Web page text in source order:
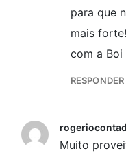
para que
mais
com a Boi
RESPONDER
Muito